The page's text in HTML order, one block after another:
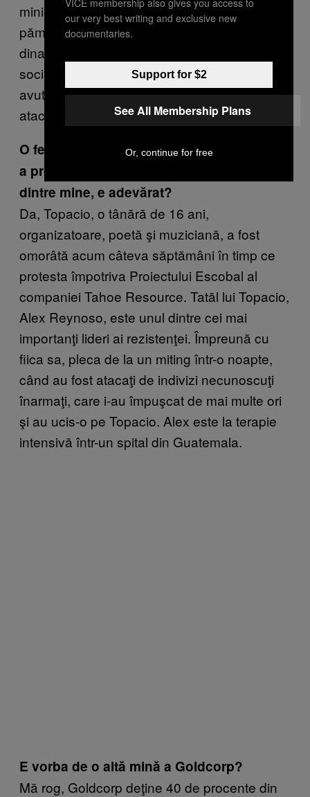
miniere: în multe cazuri nu mai pot cultiva
pământul, nu mai au mijloacele de trai de
dinainte, au rămas cu bolile, cu conflictele
sociale şi cu divizarea comunităţii. În plus, au
avut loc acte de violenţă, mai exact crime,
atacuri, răpiri ai liderilor rezistenţei.
O femeie a fost ucisă de curând pentru că
a protestat împotriva construirii uneia
dintre mine, e adevărat?
Da, Topacio, o tânără de 16 ani,
organizatoare, poetă şi muziciană, a fost
omorâtă acum câteva săptămâni în timp ce
protesta împotriva Proiectului Escobal al
companiei Tahoe Resource. Tatăl lui Topacio,
Alex Reynoso, este unul dintre cei mai
importanţi lideri ai rezistenţei. Împreună cu
fiica sa, pleca de la un miting într-o noapte,
când au fost atacaţi de indivizi necunoscuţi
înarmaţi, care i-au împuşcat de mai multe ori
şi au ucis-o pe Topacio. Alex este la terapie
intensivă într-un spital din Guatemala.
E vorba de o altă mină a Goldcorp?
Mă rog, Goldcorp deţine 40 de procente din
our very best writing and exclusive new
documentaries.
Support for $2
See All Membership Plans
Or, continue for free